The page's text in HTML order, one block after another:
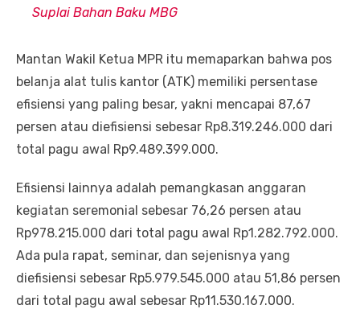
Suplai Bahan Baku MBG
Mantan Wakil Ketua MPR itu memaparkan bahwa pos
belanja alat tulis kantor (ATK) memiliki persentase
efisiensi yang paling besar, yakni mencapai 87,67
persen atau diefisiensi sebesar Rp8.319.246.000 dari
total pagu awal Rp9.489.399.000.
Efisiensi lainnya adalah pemangkasan anggaran
kegiatan seremonial sebesar 76,26 persen atau
Rp978.215.000 dari total pagu awal Rp1.282.792.000.
Ada pula rapat, seminar, dan sejenisnya yang
diefisiensi sebesar Rp5.979.545.000 atau 51,86 persen
dari total pagu awal sebesar Rp11.530.167.000.